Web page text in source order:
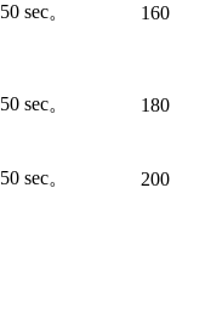
50 sec。 160
50 sec。 180
50 sec。 200